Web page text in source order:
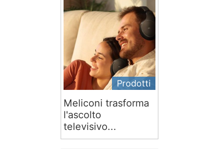
Prodotti
Meliconi trasforma
l'ascolto
televisivo...